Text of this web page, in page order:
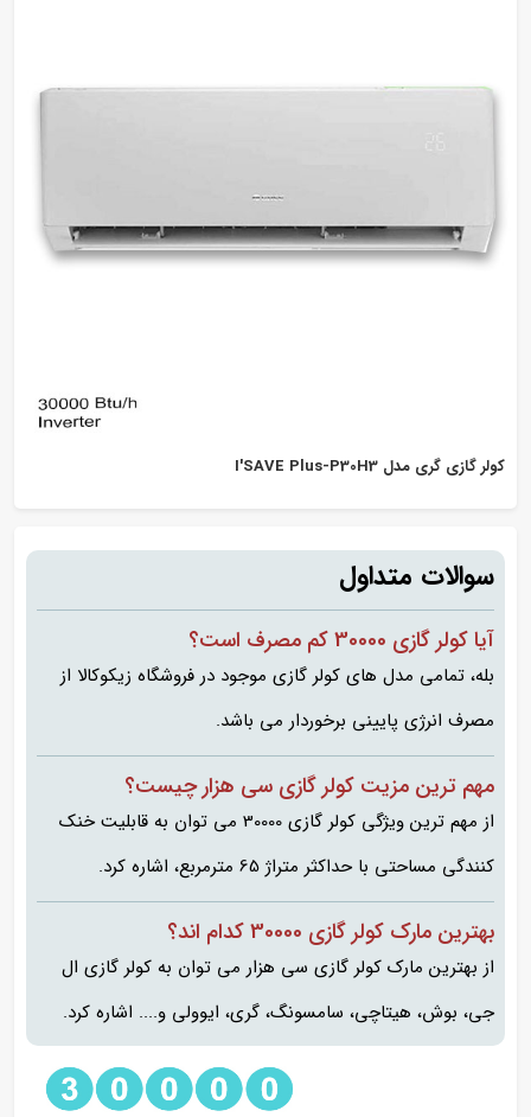
کولر گازی گری مدل I'SAVE Plus-P30H3
سوالات متداول
آیا کولر گازی 30000 کم مصرف است؟
بله، تمامی مدل های کولر گازی موجود در فروشگاه زیکوکالا از
مصرف انرژی پایینی برخوردار می باشد.
مهم ترین مزیت کولر گازی سی هزار چیست؟
از مهم ترین ویژگی کولر گازی 30000 می توان به قابلیت خنک
کنندگی مساحتی با حداکثر متراژ 65 مترمربع، اشاره کرد.
بهترین مارک کولر گازی 30000 کدام اند؟
از بهترین مارک کولر گازی سی هزار می توان به کولر گازی ال
جی، بوش، هیتاچی، سامسونگ، گری، ایوولی و.... اشاره کرد.